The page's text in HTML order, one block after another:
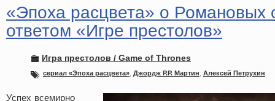
«Эпоха расцвета» о Романовых
ответом «Игре престолов»
Игра престолов / Game of Thrones
сериал «Эпоха расцвета» Джордж Р.Р. Мартин Алексей Петрухин
Успех всемирно